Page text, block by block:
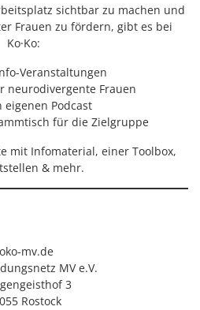
sichtbar zu machen und
Frauen zu fördern, gibt es bei
Ko·Ko:
Veranstaltungen
neurodivergente Frauen
eigenen Podcast
für die Zielgruppe
mit Infomaterial, einer Toolbox,
& mehr.
mv.de
MV e.V.
3
Rostock